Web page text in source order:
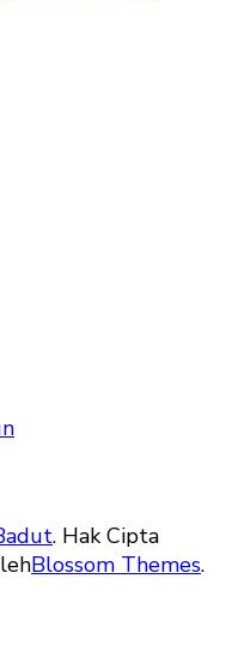
. Hak Cipta
Blossom Themes.